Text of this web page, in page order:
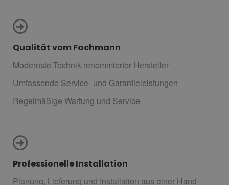
Qualität vom Fachmann
Modernste Technik renommierter Hersteller
Umfassende Service- und Garantieleistungen
Regelmäßige Wartung und Service
Professionelle Installation
Planung, Lieferung und Installation aus einer Hand